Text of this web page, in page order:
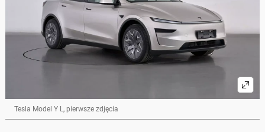
Tesla Model Y L, pierwsze zdjęcia